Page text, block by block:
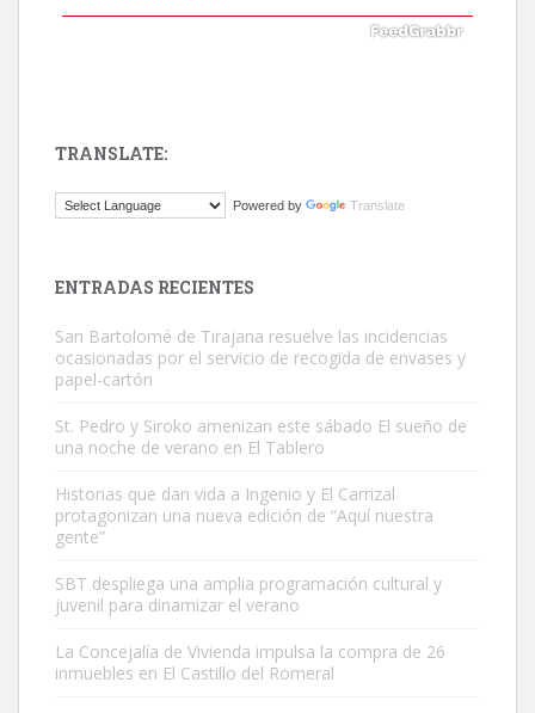
El ayuntamiento se va a llevar a Los Gatos callejeros de la zona los
Este gato macho ha aparecido en la calle hace menos de un mes,
es muy manso y extremadamente cari...
Leales.org » Gran Canaria
TRANSLATE:
Powered by Translate
ENTRADAS RECIENTES
San Bartolomé de Tirajana resuelve las incidencias
ocasionadas por el servicio de recogida de envases y
papel-cartón
St. Pedro y Siroko amenizan este sábado El sueño de
una noche de verano en El Tablero
Historias que dan vida a Ingenio y El Carrizal
protagonizan una nueva edición de “Aquí nuestra
gente”
SBT despliega una amplia programación cultural y
juvenil para dinamizar el verano
La Concejalía de Vivienda impulsa la compra de 26
inmuebles en El Castillo del Romeral